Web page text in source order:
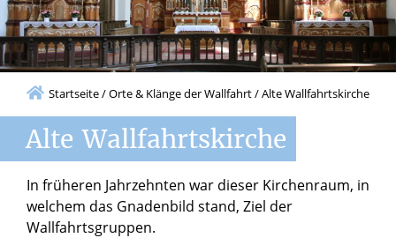
Startseite/Orte & Klänge der Wallfahrt/Alte Wallfahrtskirche
Alte Wallfahrtskirche
In früheren Jahrzehnten war dieser Kirchenraum, in
welchem das Gnadenbild stand, Ziel der
Wallfahrtsgruppen.